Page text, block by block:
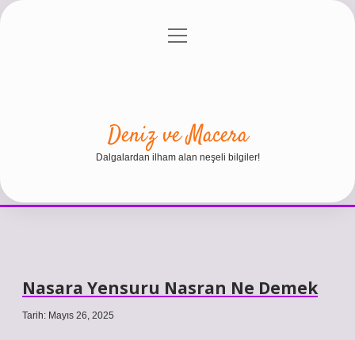
Gizlilik Politikası
menüyü
Deniz ve Macera
Dalgalardan ilham alan neşeli bilgiler!
Nasara Yensuru Nasran Ne Demek
Tarih: Mayıs 26, 2025